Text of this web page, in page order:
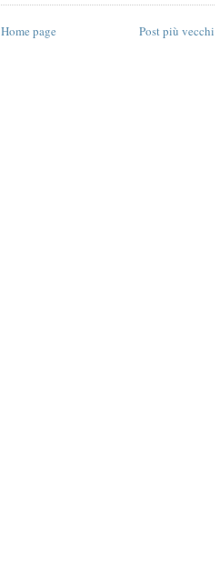
Post più vecchi
Home page